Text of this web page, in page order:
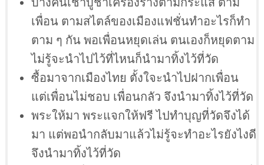
บางคนเช่าบูชาเครื่องรางตามกระแส ตาม
เพื่อน ตามสไตล์ของเมืองแฟชั่นทำอะไรก็ทำ
ตาม ๆ กัน พอเพื่อนหยุดเล่น ตนเองก็หยุดตาม
ไม่รู้จะนำไปไว้ที่ไหนก็นำมาทิ้งไว้ที่วัด
ซื้อมาจากเมืองไทย ตั้งใจะนำไปฝากเพื่อน
แต่เพื่อนไม่ชอบ เพื่อนกลัว จึงนำมาทิ้งไว้ที่วัด
พระให้มา พระแจกให้ฟรี ไปทำบุญที่วัดจึงได้
มา แต่พอนำกลับมาแล้วไม่รู้จะทำอะไรยังไงดี
จึงนำมาทิ้งไว้ที่วัด